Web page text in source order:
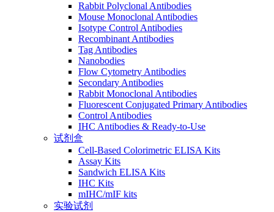
Rabbit Polyclonal Antibodies
Mouse Monoclonal Antibodies
Isotype Control Antibodies
Recombinant Antibodies
Tag Antibodies
Nanobodies
Flow Cytometry Antibodies
Secondary Antibodies
Rabbit Monoclonal Antibodies
Fluorescent Conjugated Primary Antibodies
Control Antibodies
IHC Antibodies & Ready-to-Use
试剂盒
Cell-Based Colorimetric ELISA Kits
Assay Kits
Sandwich ELISA Kits
IHC Kits
mIHC/mIF kits
实验试剂